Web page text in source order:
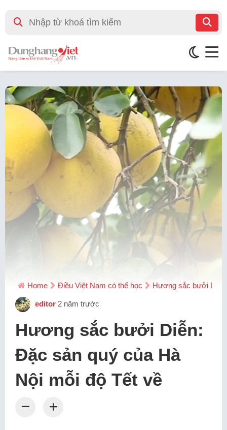
Home Điều Việt Nam có thể học Hương sắc bưởi
editor 2 năm trước
Hương sắc bưởi Diễn:
Đặc sản quý của Hà
Nội mỗi độ Tết về